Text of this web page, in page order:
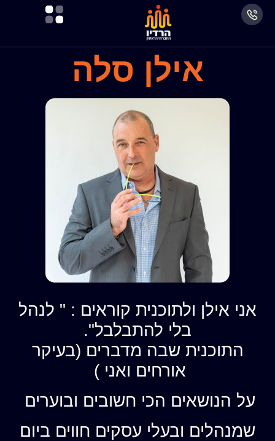
אילן סלה
אני אילן ולתוכנית קוראים : " לנהל
בלי להתבלבל".
התוכנית שבה מדברים (בעיקר
אורחים ואני )
על הנושאים הכי חשובים ובוערים
שמנהלים ובעלי עסקים חווים ביום